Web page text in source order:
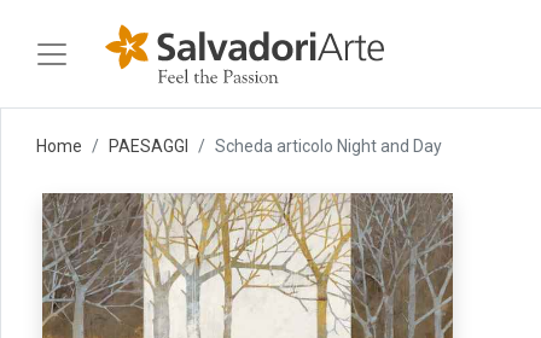
Home PAESAGGI Scheda articolo Night and Day